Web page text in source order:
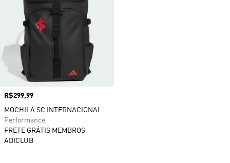
Preço
R$299,99
MOCHILA SC INTERNACIONAL
Performance
FRETE GRÁTIS MEMBROS
ADICLUB